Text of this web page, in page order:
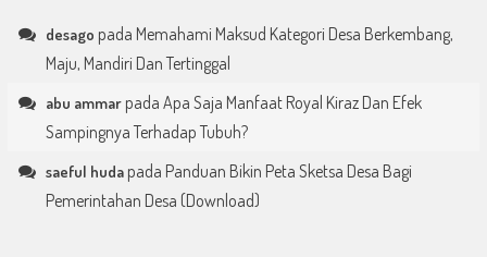
desago pada Memahami Maksud Kategori Desa Berkembang,
Maju, Mandiri Dan Tertinggal
abu ammarpada Apa Saja Manfaat Royal Kiraz Dan Efek
Sampingnya Terhadap Tubuh?
saeful hudapada Panduan Bikin Peta Sketsa Desa Bagi
Pemerintahan Desa (Download)